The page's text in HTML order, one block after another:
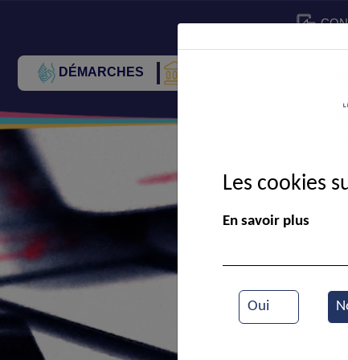
DÉMARCHES
Les cookies
En savoir plus
Oui